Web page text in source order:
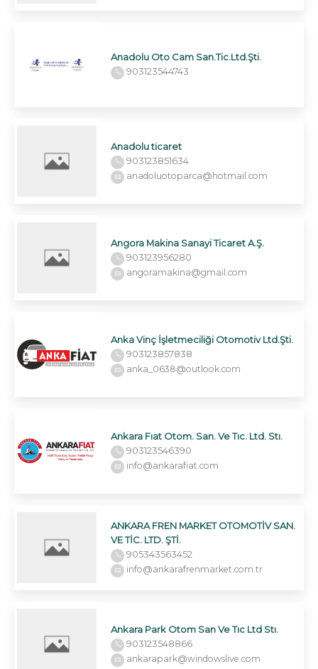
Anadolu Oto Cam San.Tic.Ltd.Şti.
903123544743
Anadolu ticaret
903123851634
anadoluotoparca@hotmail.com
Angora Makina Sanayi Ticaret A.Ş.
903123956280
angoramakina@gmail.com
Anka Vinç İşletmeciliği Otomotiv Ltd.Şti.
903123857838
anka_0638@outlook.com
Ankara Fıat Otom. San. Ve Tıc. Ltd. Stı.
903123546390
info@ankarafiat.com
ANKARA FREN MARKET OTOMOTİV SAN.
VE TİC. LTD. ŞTİ.
905343563452
info@ankarafrenmarket.com.tr
Ankara Park Otom San Ve Tıc Ltd Stı.
903123548866
ankarapark@windowslive.com